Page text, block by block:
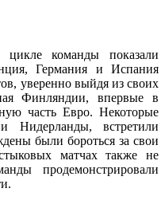
команды показали
Германия и Испания
уверенно выйдя из своих
Финляндии, впервые в
часть Евро. Некоторые
Нидерланды, встретили
были бороться за свои
матчах также не
продемонстрировали